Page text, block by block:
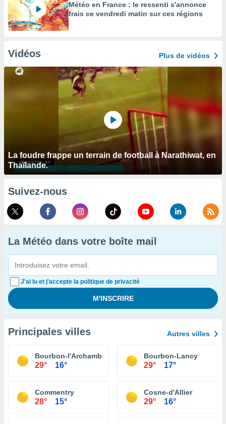
Météo en France : le ressenti s'annonce
frais ce vendredi matin sur ces régions
Vidéos Plus de vidéos
La foudre frappe un terrain de football à Narathiwat, en
Thaïlande.
Suivez-nous
La Météo dans votre boîte mail
J'ai lu et j'accepte la politique de privacité
Principales villes Autres villes
Bourbon-l'Archambault
29° 16°
Bourbon-Lancy
29° 17°
Commentry
28° 15°
Cosne-d'Allier
29° 16°